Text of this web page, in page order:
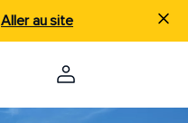
Aller au site